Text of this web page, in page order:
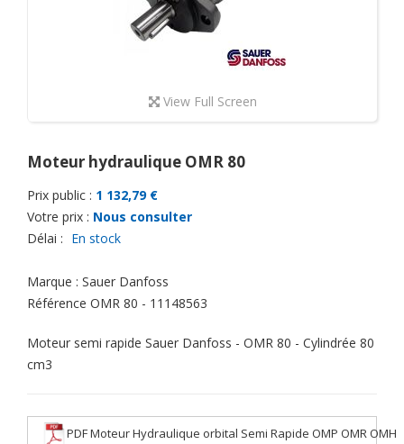
View Full Screen
Moteur hydraulique OMR 80
Prix public : 1 132,79 €
Votre prix : Nous consulter
Délai : En stock
Marque : Sauer Danfoss
Référence OMR 80 - 11148563
Moteur semi rapide Sauer Danfoss - OMR 80 - Cylindrée 80
cm3
PDF Moteur Hydraulique orbital Semi Rapide OMP OMR OMH